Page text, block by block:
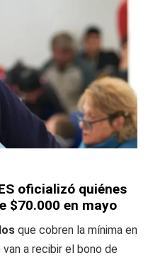
oficializó quiénes
$70.000 en mayo
que cobren la mínima en
a recibir el bono de